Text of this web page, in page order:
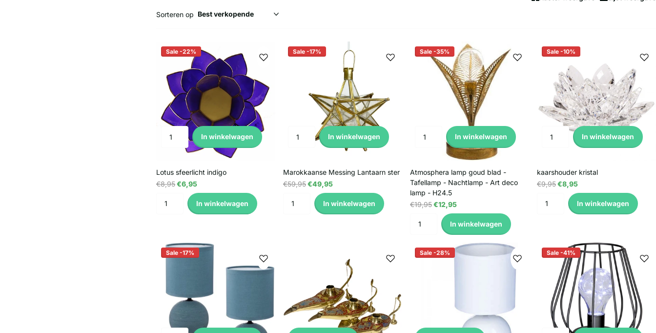
Sorteren op
Sale -22%
In winkelwagen
Lotus sfeerlicht indigo
€8,95€6,95
In winkelwagen
Sale -17%
In winkelwagen
Marokkaanse Messing Lantaarn ster
€59,95€49,95
In winkelwagen
Sale -35%
In winkelwagen
Atmosphera lamp goud blad -
Tafellamp - Nachtlamp - Art deco
lamp - H24.5
€19,95€12,95
In winkelwagen
Sale -10%
In winkelwagen
kaarshouder kristal
€9,95€8,95
In winkelwagen
Sale -17% Sale -28% Sale -41%